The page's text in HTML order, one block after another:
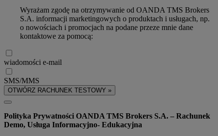
Wyrażam zgodę na otrzymywanie od OANDA TMS Brokers
S.A. informacji marketingowych o produktach i usługach, np.
o nowościach i promocjach na podane przeze mnie dane
kontaktowe za pomocą:
wiadomości e-mail
SMS/MMS
OTWÓRZ RACHUNEK TESTOWY »
Polityka Prywatności OANDA TMS Brokers S.A. – Rachunek
Demo, Usługa Informacyjno- Edukacyjna